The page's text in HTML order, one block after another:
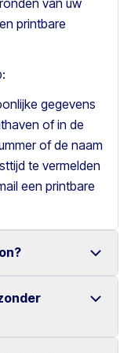
van uw
printbare
gegevens
of in de
of de naam
te vermelden
een printbare
met een ruime